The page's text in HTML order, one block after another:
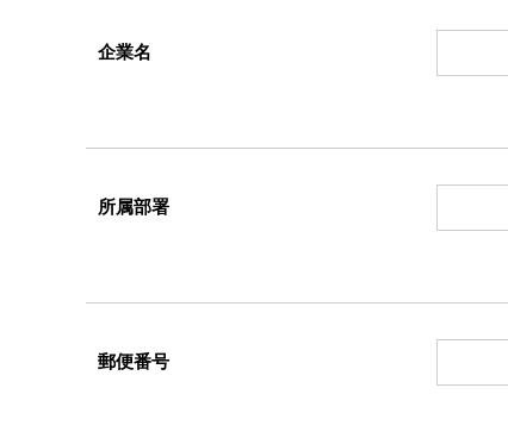
企業名
所属部署
郵便番号